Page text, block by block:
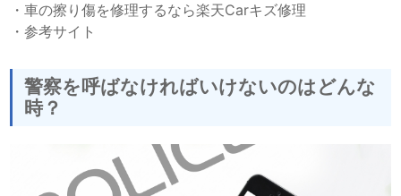
・車の擦り傷を修理するなら楽天Carキズ修理
・参考サイト
警察を呼ばなければいけないのはどんな
時？